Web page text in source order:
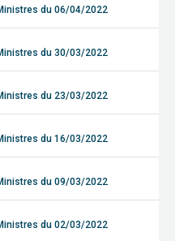
du 06/04/2022
du 30/03/2022
du 23/03/2022
du 16/03/2022
du 09/03/2022
du 02/03/2022